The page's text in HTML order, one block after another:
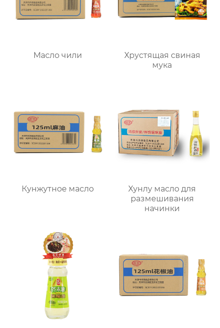
Масло чили
Хрустящая свиная
мука
Кунжутное масло
Хунлу масло для
размешивания
начинки